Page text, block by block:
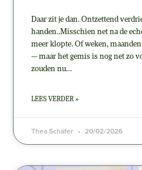
Daar zit je dan. Ontzettend
handen..Misschien net na de
meer klopte. Of weken,
— maar het gemis is nog net zo
zouden nu…
LEES VERDER »
Thea Schäfer 20/02/2026